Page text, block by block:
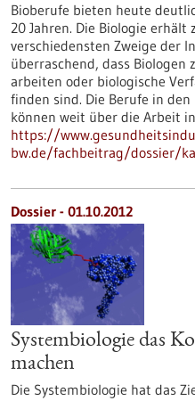
Bioberufe bieten heute
20 Jahren. Die Biologie
verschiedensten Zweige der
überraschend, dass
arbeiten oder biologische
finden sind. Die Berufe in
können weit über die Arbeit
https://
bw.de/fachbeitrag/dossier/
Dossier - 01.10.2012
Systembiologie das
machen
Die Systembiologie hat das